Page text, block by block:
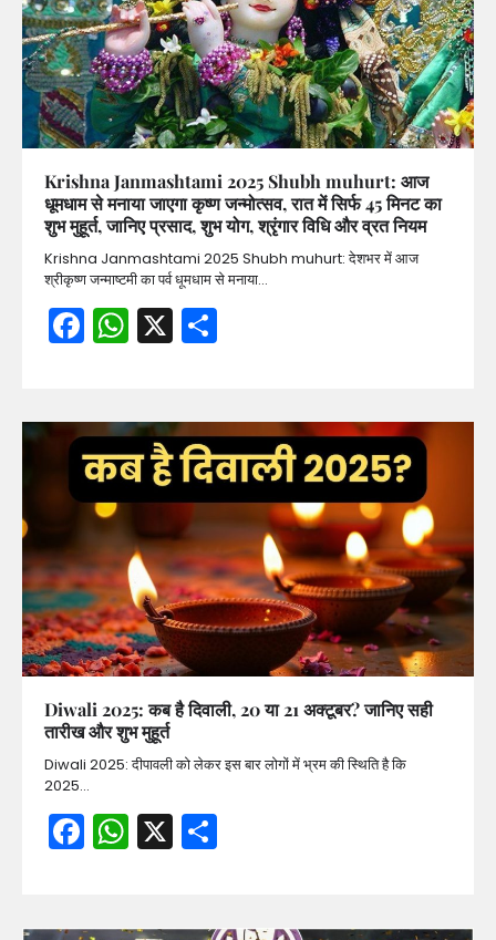
Krishna Janmashtami 2025 Shubh muhurt: आज
धूमधाम से मनाया जाएगा कृष्ण जन्मोत्सव, रात में सिर्फ 45 मिनट का
शुभ मुहूर्त, जानिए प्रसाद, शुभ योग, श्रृंगार विधि और व्रत नियम
Krishna Janmashtami 2025 Shubh muhurt: देशभर में आज
श्रीकृष्ण जन्माष्टमी का पर्व धूमधाम से मनाया…
Facebook
WhatsApp
X
Diwali 2025: कब है दिवाली, 20 या 21 अक्टूबर? जानिए सही
तारीख और शुभ मुहूर्त
Diwali 2025: दीपावली को लेकर इस बार लोगों में भ्रम की स्थिति है कि
2025…
Facebook
WhatsApp
X